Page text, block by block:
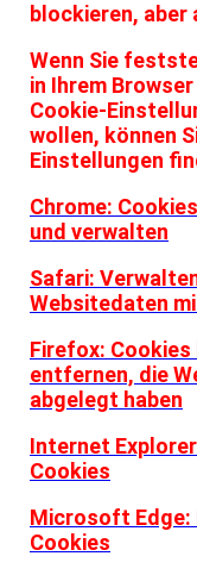
blockieren, aber
Wenn Sie
in Ihrem
Cookie-
wollen, können
Einstellungen
Chrome:
und verwalten
Safari:
Websitedaten
Firefox: Cookies
entfernen, die
abgelegt haben
Internet
Cookies
Microsoft Edge:
Cookies